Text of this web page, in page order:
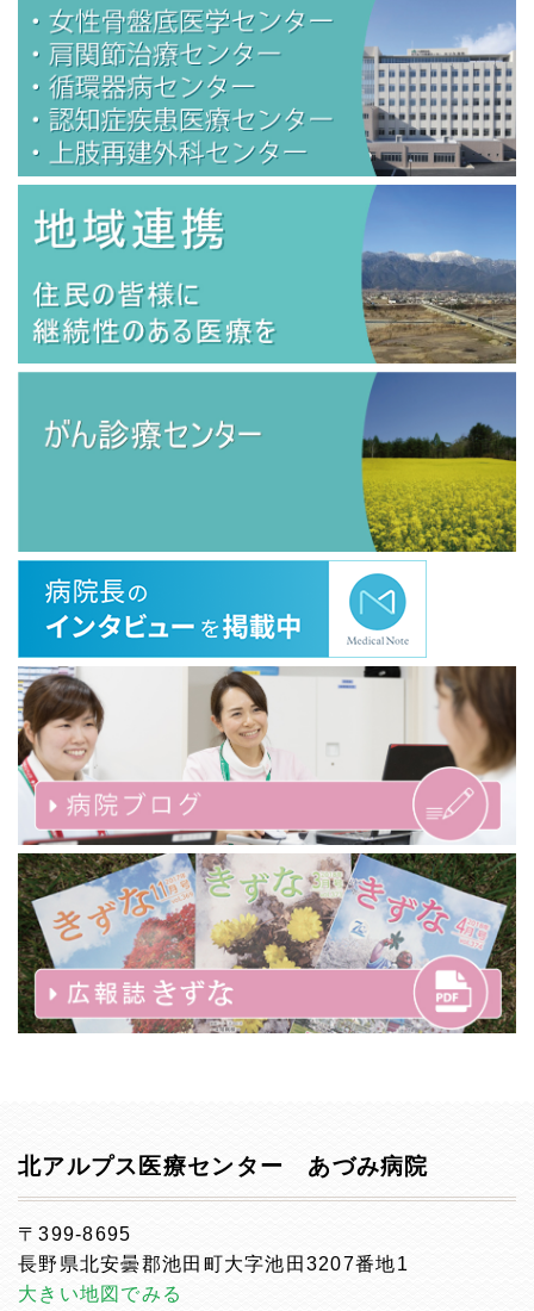
北アルプス医療センター あづみ病院
〒399-8695
長野県北安曇郡池田町大字池田3207番地1
大きい地図でみる